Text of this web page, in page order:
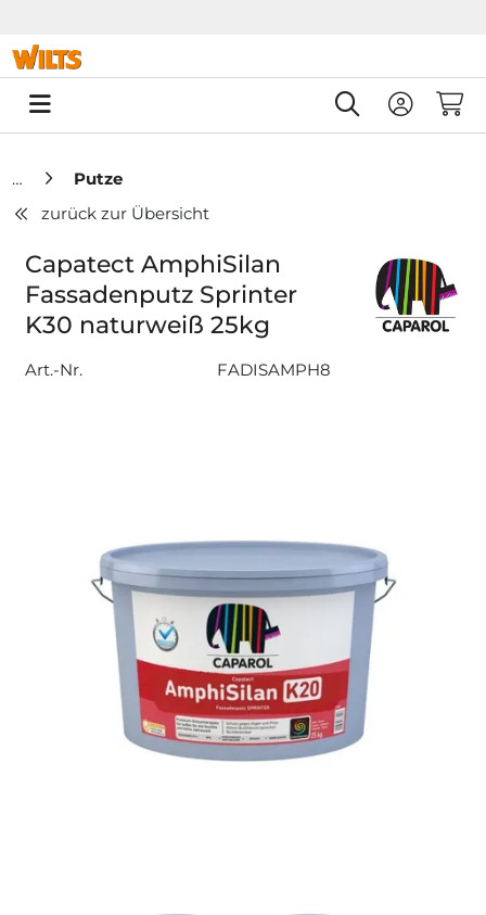
0
Putze
zurück zur Übersicht
Capatect AmphiSilan
Fassadenputz Sprinter
K30 naturweiß 25kg
Art.-Nr. FADISAMPH8